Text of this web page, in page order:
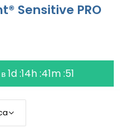
Sensitive PRO
1d :14h :41m :49